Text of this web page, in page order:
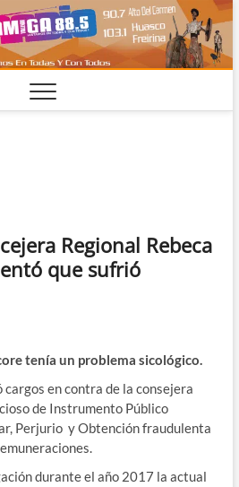
Regional Rebeca
que sufrió
tenía un problema sicológico.
en contra de la consejera
de Instrumento Público
Perjurio y Obtención fraudulenta
durante el año 2017 la actual